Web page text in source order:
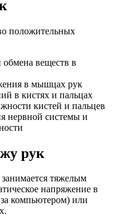
положительных
веществ в
в мышцах рук
в кистях и пальцах
кистей и пальцев
нервной системы и
рук
тяжелым
напряжение в
компьютером) или